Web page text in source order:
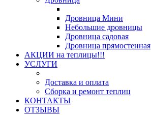
Дровница Мини
Небольшие дровницы
Дровница садовая
Дровница прямостенная
АКЦИИ на теплицы!!!
УСЛУГИ
Доставка и оплата
Сборка и ремонт теплиц
КОНТАКТЫ
ОТЗЫВЫ